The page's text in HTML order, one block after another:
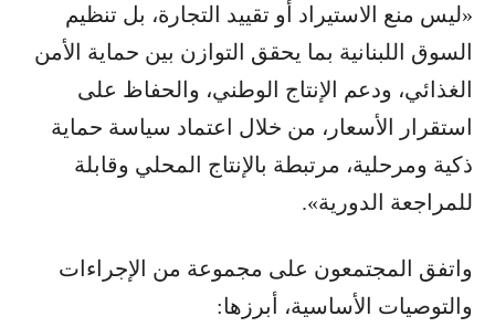
«ليس منع الاستيراد أو تقييد التجارة، بل تنظيم
السوق اللبنانية بما يحقق التوازن بين حماية الأمن
الغذائي، ودعم الإنتاج الوطني، والحفاظ على
استقرار الأسعار، من خلال اعتماد سياسة حماية
ذكية ومرحلية، مرتبطة بالإنتاج المحلي وقابلة
للمراجعة الدورية».
واتفق المجتمعون على مجموعة من الإجراءات
والتوصيات الأساسية، أبرزها: